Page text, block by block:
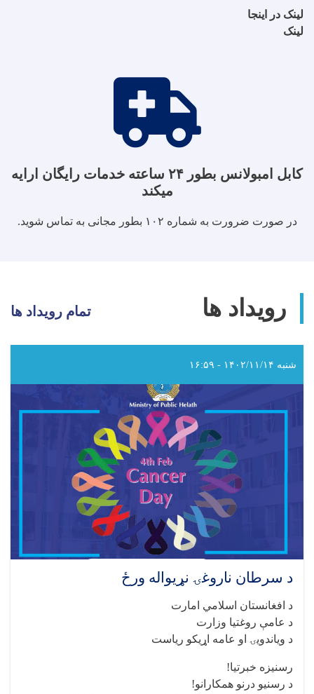
لینک در اینجا
لینک
کابل امبولانس بطور ۲۴ ساعته خدمات رایگان ارایه
میکند
در صورت ضرورت به شماره ۱۰۲ بطور مجانی به تماس شوید.
رویداد ها تمام رویداد ها
شنبه ۱۴۰۲/۱۱/۱۴ - ۱۶:۵۹
د سرطان ناروغۍ نړیواله ورځ
د افغانستان اسلامي امارت
د عامې روغتیا وزارت
د ویاندویۍ او عامه اړیکو ریاست
رسنیزه خبرتیا!
د رسنیو درنو همکارانو!